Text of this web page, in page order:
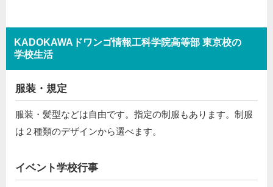
KADOKAWAドワンゴ情報工科学院高等部 東京校の
学校生活
服装・規定
服装・髪型などは自由です。指定の制服もあります。制服
は２種類のデザインから選べます。
イベント学校行事